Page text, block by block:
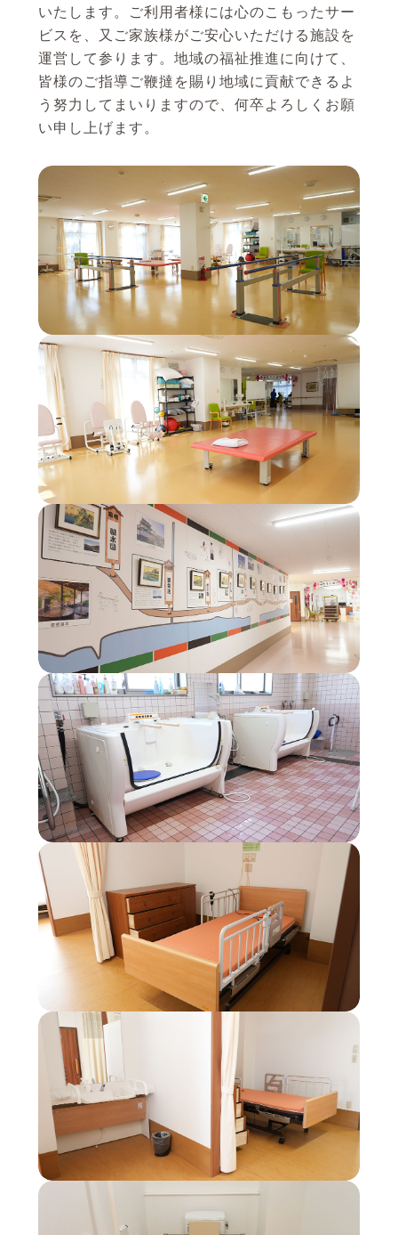
いたします。ご利用者様には心のこもったサー
ビスを、又ご家族様がご安心いただける施設を
運営して参ります。地域の福祉推進に向けて、
皆様のご指導ご鞭撻を賜り地域に貢献できるよ
う努力してまいりますので、何卒よろしくお願
い申し上げます。